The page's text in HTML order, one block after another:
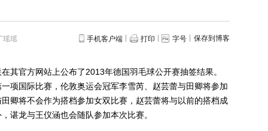
瑶瑶 手机客户端 打印 字号 保存到博客
官方网站上公布了2013年德国羽毛球公开赛抽签结果。
项国际比赛，伦敦奥运会冠军李雪芮、赵芸蕾与田卿将参加
卿将不会作为搭档参加女双比赛，赵芸蕾将与以前的搭档成
谌龙与王仪涵也会随队参加本次比赛。